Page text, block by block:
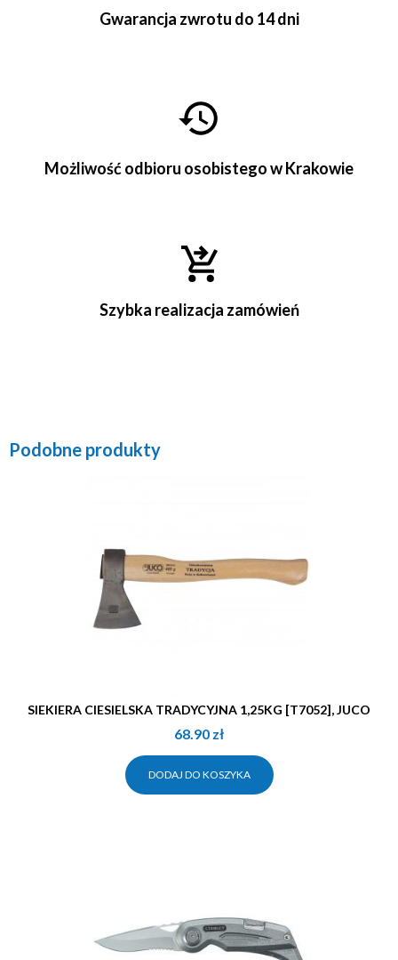
Gwarancja zwrotu do 14 dni
Możliwość odbioru osobistego w Krakowie
Szybka realizacja zamówień
Podobne produkty
SIEKIERA CIESIELSKA TRADYCYJNA 1,25KG [T7052], JUCO
68.90 zł
DODAJ DO KOSZYKA